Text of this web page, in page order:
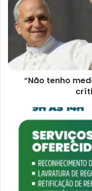
medo”,
diz
Papa
Leão
após
críticas
“Não tenho
Registre-